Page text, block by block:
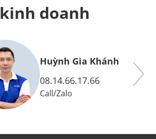
kinh doanh
Huỳnh Gia Khánh
08.14.66.17.66
Call/Zalo